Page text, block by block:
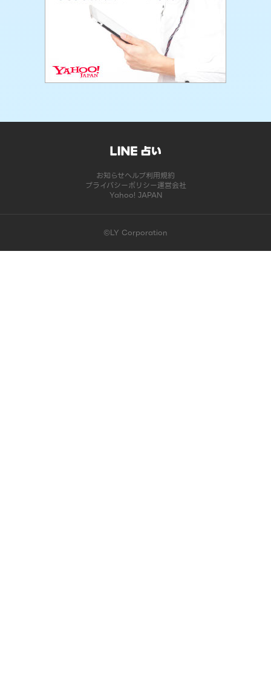
お知らせヘルプ利用規約
プライバシーポリシー運営会社
Yahoo! JAPAN
©LY Corporation
このコンテンツは掲載が終了しました | LINE占い